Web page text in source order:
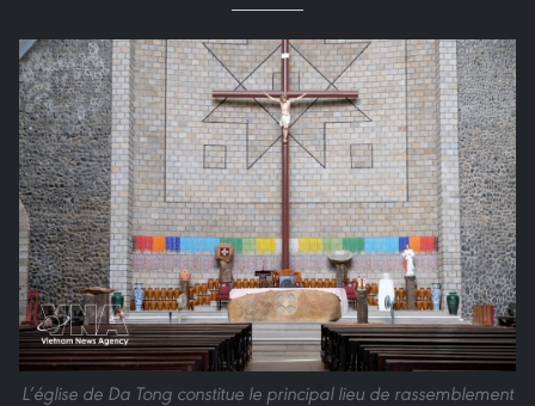
L’église de Da Tong constitue le principal lieu de rassemblement